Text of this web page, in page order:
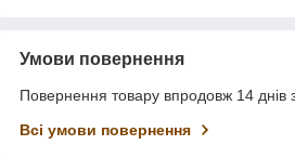
Умови повернення
Повернення товару впродовж 14 днів
Всі умови повернення